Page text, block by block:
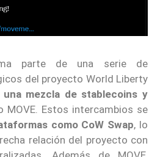
parte de una serie de
del proyecto World Liberty
una mezcla de stablecoins y
MOVE. Estos intercambios se
como CoW Swap, lo
relación del proyecto con